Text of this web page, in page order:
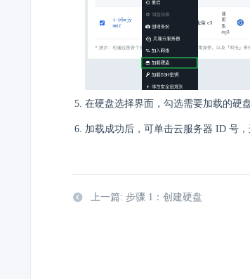
在硬盘选择界面，勾选需要加载的硬
加载成功后，可单击云服务器 ID 号
上一篇: 步骤 1：创建硬盘